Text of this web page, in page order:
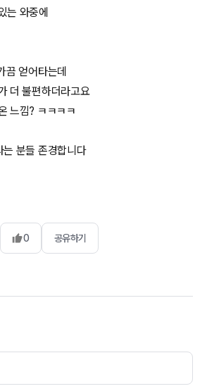
는 와중에
끔 얻어타는데
더 불편하더라고요
느낌? ㅋㅋㅋㅋ
분들 존경합니다
0 공유하기